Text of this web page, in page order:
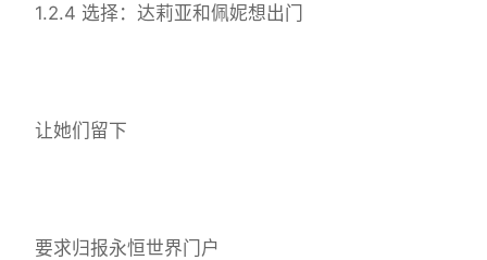
1.2.4 选择：达莉亚和佩妮想出门
让她们留下
要求归报永恒世界门户